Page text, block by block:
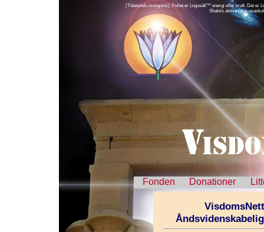
(Tibetansk-mongolsk). Fohat er Logosâ€™ energi eller kraft. Det er
Shaktis aktive (dvs.
Fonden Donationer